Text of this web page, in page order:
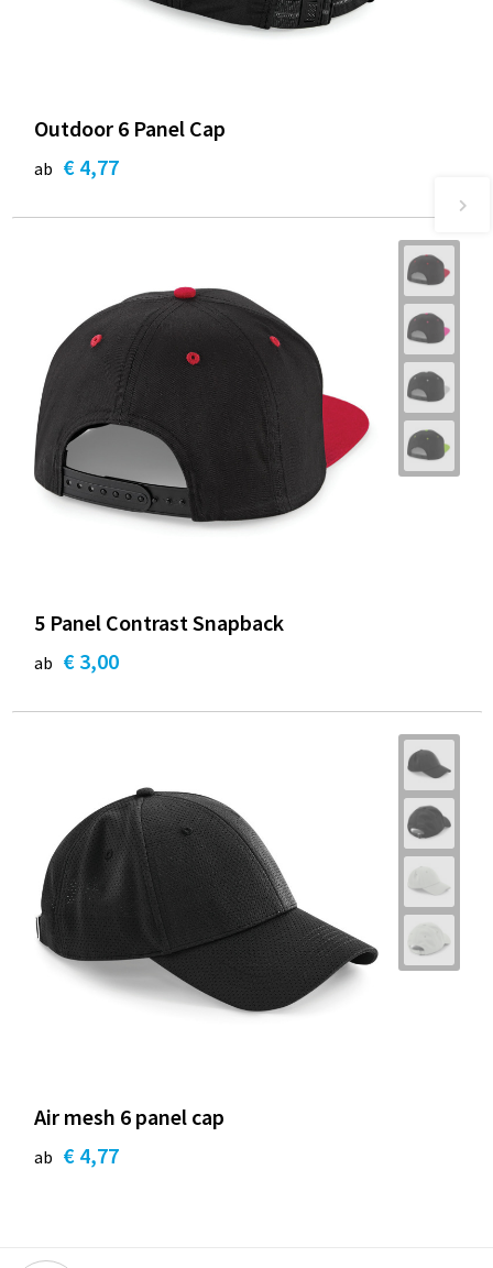
Outdoor 6 Panel Cap
ab € 4,77
5 Panel Contrast Snapback
ab € 3,00
Air mesh 6 panel cap
ab € 4,77